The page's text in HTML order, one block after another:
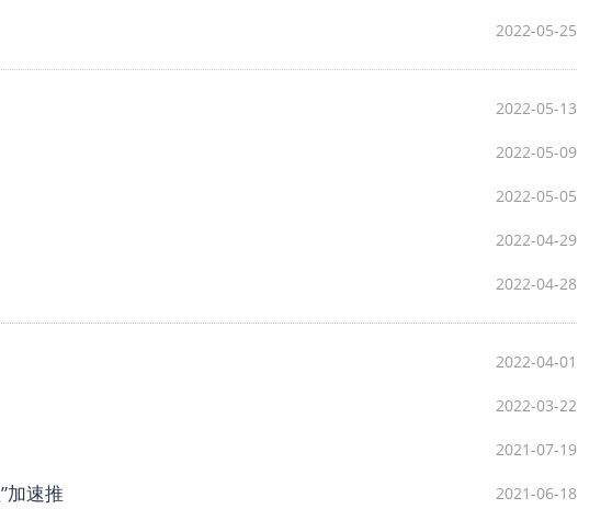
2022-05-25
2022-05-13
2022-05-09
2022-05-05
2022-04-29
2022-04-28
2022-04-01
2022-03-22
2021-07-19
加速推 2021-06-18